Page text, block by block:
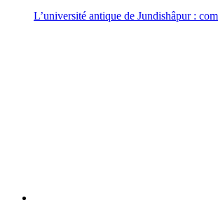
L’université antique de Jundishâpur :